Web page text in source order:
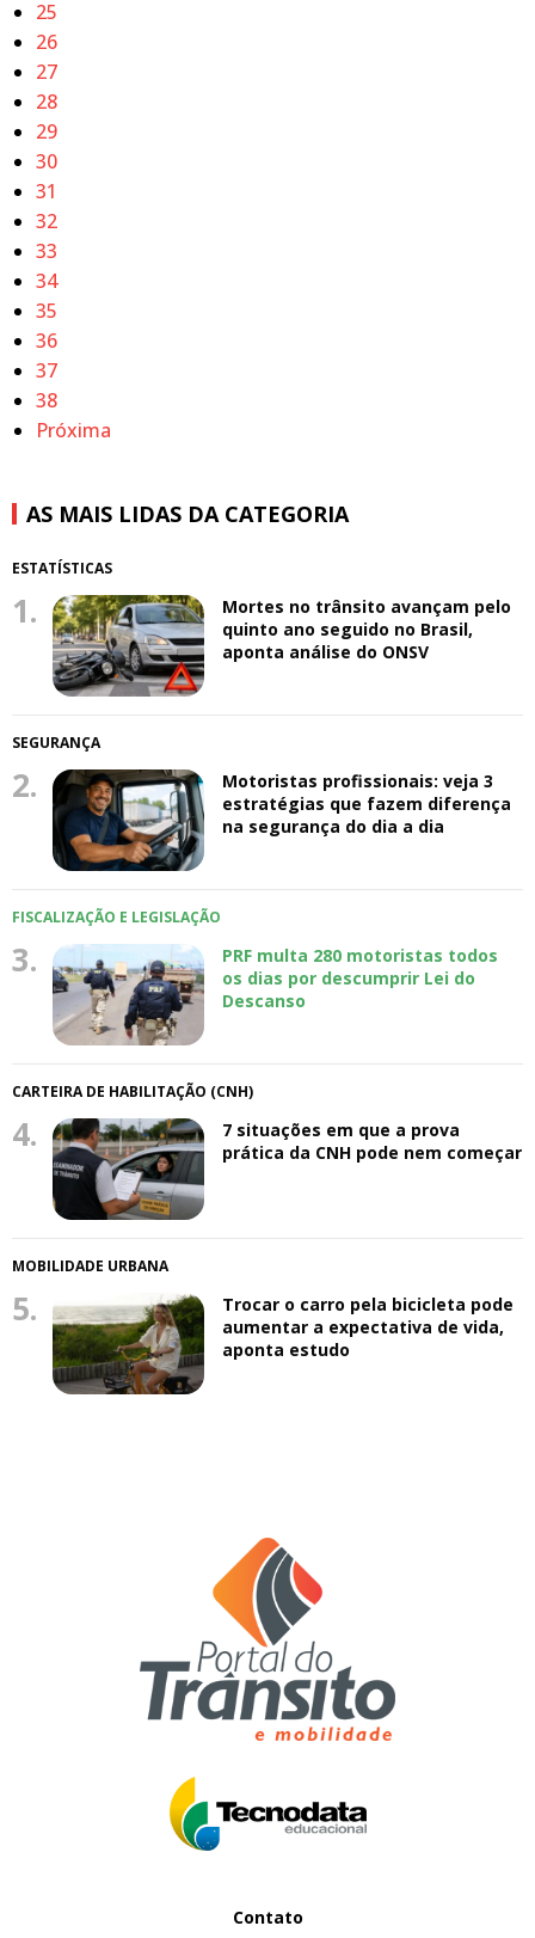
25
26
27
28
29
30
31
32
33
34
35
36
37
38
Próxima
AS MAIS LIDAS DA CATEGORIA
ESTATÍSTICAS
1.
Mortes no trânsito avançam pelo
quinto ano seguido no Brasil,
aponta análise do ONSV
SEGURANÇA
2.
Motoristas profissionais: veja 3
estratégias que fazem diferença
na segurança do dia a dia
FISCALIZAÇÃO E LEGISLAÇÃO
3.
PRF multa 280 motoristas todos
os dias por descumprir Lei do
Descanso
CARTEIRA DE HABILITAÇÃO (CNH)
4.
7 situações em que a prova
prática da CNH pode nem começar
MOBILIDADE URBANA
5.
Trocar o carro pela bicicleta pode
aumentar a expectativa de vida,
aponta estudo
Contato